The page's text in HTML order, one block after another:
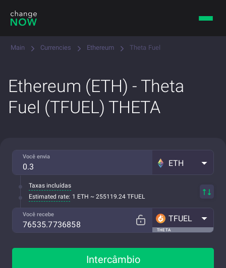
Main Currencies Ethereum Theta Fuel
Ethereum (ETH) - Theta
Fuel (TFUEL) THETA
Você envia
ETH
Taxas incluídas
Estimated rate: 1 ETH ~ 255119.24 TFUEL
Você recebe
THETA
TFUEL
Intercâmbio